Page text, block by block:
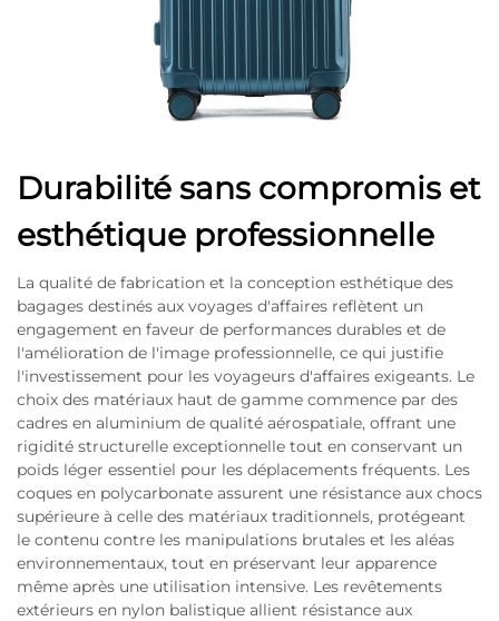
Durabilité sans compromis et
esthétique professionnelle
La qualité de fabrication et la conception esthétique des
bagages destinés aux voyages d'affaires reflètent un
engagement en faveur de performances durables et de
l'amélioration de l'image professionnelle, ce qui justifie
l'investissement pour les voyageurs d'affaires exigeants. Le
choix des matériaux haut de gamme commence par des
cadres en aluminium de qualité aérospatiale, offrant une
rigidité structurelle exceptionnelle tout en conservant un
poids léger essentiel pour les déplacements fréquents. Les
coques en polycarbonate assurent une résistance aux chocs
supérieure à celle des matériaux traditionnels, protégeant
le contenu contre les manipulations brutales et les aléas
environnementaux, tout en préservant leur apparence
même après une utilisation intensive. Les revêtements
extérieurs en nylon balistique allient résistance aux